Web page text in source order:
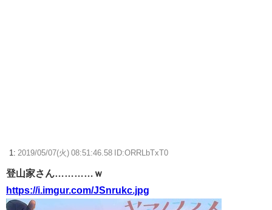
【艦これ】今回ソ連艦てまたユーロの仲間入りしとんのか
【ウマ娘】ディザイアの謎ポーズ、完全にアレと一致ｗｗｗ
1: 2019/05/07(火) 08:51:46.58 ID:ORRLbTxT0
登山家さん…………ｗ
https://i.imgur.com/JSnrukc.jpg